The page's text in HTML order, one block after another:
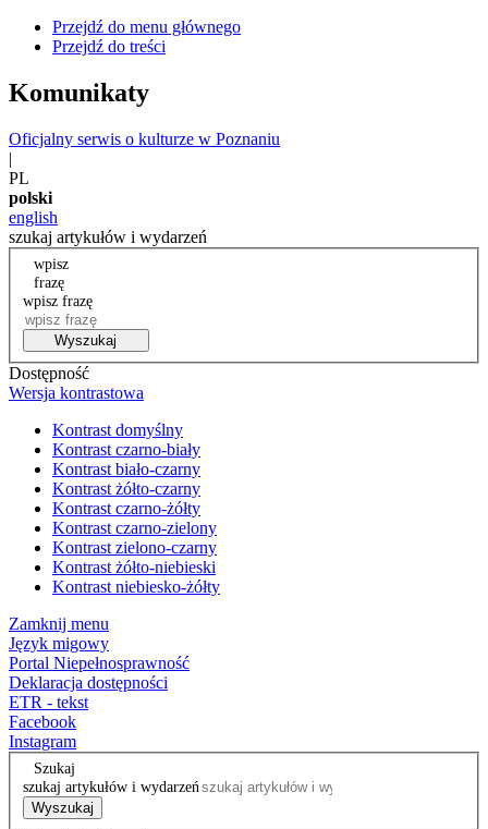
Przejdź do menu głównego
Przejdź do treści
Komunikaty
Oficjalny serwis o kulturze w Poznaniu
|
PL
polski
english
szukaj artykułów i wydarzeń
wpisz
frazę
wpisz frazę
Wyszukaj
Dostępność
Wersja kontrastowa
Kontrast domyślny
Kontrast czarno-biały
Kontrast biało-czarny
Kontrast żółto-czarny
Kontrast czarno-żółty
Kontrast czarno-zielony
Kontrast zielono-czarny
Kontrast żółto-niebieski
Kontrast niebiesko-żółty
Zamknij menu
Język migowy
Portal Niepełnosprawność
Deklaracja dostępności
ETR - tekst
Facebook
Instagram
Szukaj
szukaj artykułów i wydarzeń
Wyszukaj